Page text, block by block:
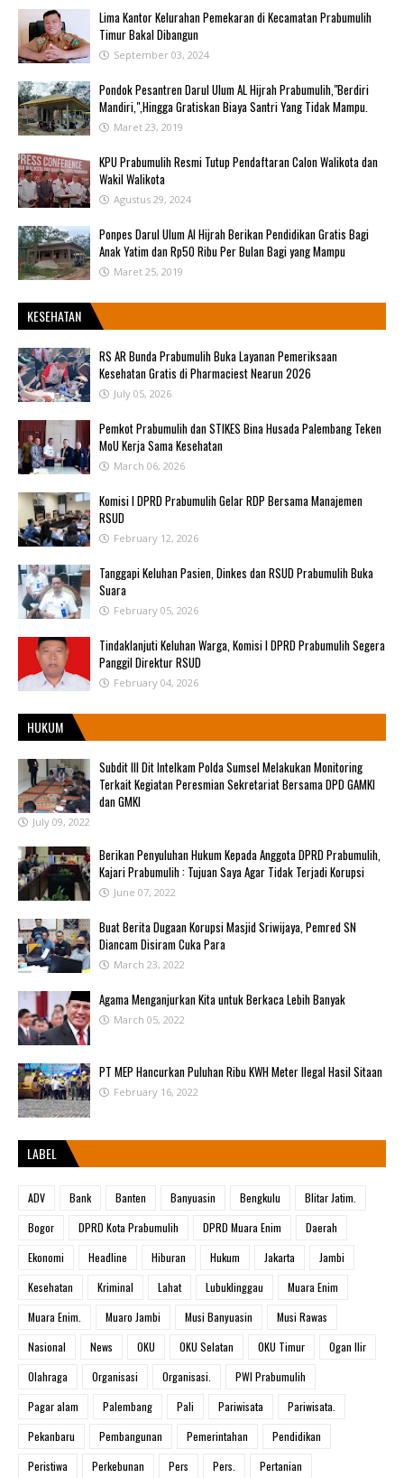
Lima Kantor Kelurahan Pemekaran di Kecamatan Prabumulih
Timur Bakal Dibangun
September 03, 2024
Pondok Pesantren Darul Ulum AL Hijrah Prabumulih,"Berdiri
Mandiri,",Hingga Gratiskan Biaya Santri Yang Tidak Mampu.
Maret 23, 2019
KPU Prabumulih Resmi Tutup Pendaftaran Calon Walikota dan
Wakil Walikota
Agustus 29, 2024
Ponpes Darul Ulum Al Hijrah Berikan Pendidikan Gratis Bagi
Anak Yatim dan Rp50 Ribu Per Bulan Bagi yang Mampu
Maret 25, 2019
KESEHATAN
RS AR Bunda Prabumulih Buka Layanan Pemeriksaan
Kesehatan Gratis di Pharmaciest Nearun 2026
July 05, 2026
Pemkot Prabumulih dan STIKES Bina Husada Palembang Teken
MoU Kerja Sama Kesehatan
March 06, 2026
Komisi I DPRD Prabumulih Gelar RDP Bersama Manajemen
RSUD
February 12, 2026
Tanggapi Keluhan Pasien, Dinkes dan RSUD Prabumulih Buka
Suara
February 05, 2026
Tindaklanjuti Keluhan Warga, Komisi I DPRD Prabumulih Segera
Panggil Direktur RSUD
February 04, 2026
HUKUM
Subdit III Dit Intelkam Polda Sumsel Melakukan Monitoring
Terkait Kegiatan Peresmian Sekretariat Bersama DPD GAMKI
dan GMKI
July 09, 2022
Berikan Penyuluhan Hukum Kepada Anggota DPRD Prabumulih,
Kajari Prabumulih : Tujuan Saya Agar Tidak Terjadi Korupsi
June 07, 2022
Buat Berita Dugaan Korupsi Masjid Sriwijaya, Pemred SN
Diancam Disiram Cuka Para
March 23, 2022
Agama Menganjurkan Kita untuk Berkaca Lebih Banyak
March 05, 2022
PT MEP Hancurkan Puluhan Ribu KWH Meter Ilegal Hasil Sitaan
February 16, 2022
LABEL
ADV Bank Banten Banyuasin Bengkulu
Blitar Jatim.
Bogor
DPRD Kota Prabumulih DPRD Muara Enim
Daerah
Ekonomi
Headline Hiburan Hukum Jakarta
Jambi
Kesehatan
Kriminal Lahat Lubuklinggau
Muara Enim
Muara Enim.
Muaro Jambi Musi Banyuasin
Musi Rawas
Nasional
News OKU OKU Selatan OKU Timur
Ogan Ilir
Olahraga
Organisasi Organisasi.
PWI Prabumulih
Pagar alam
Palembang Pali Pariwisata
Pariwisata.
Pekanbaru
Pembangunan Pemerintahan
Pendidikan
Peristiwa
Perkebunan Pers Pers.
Pertanian